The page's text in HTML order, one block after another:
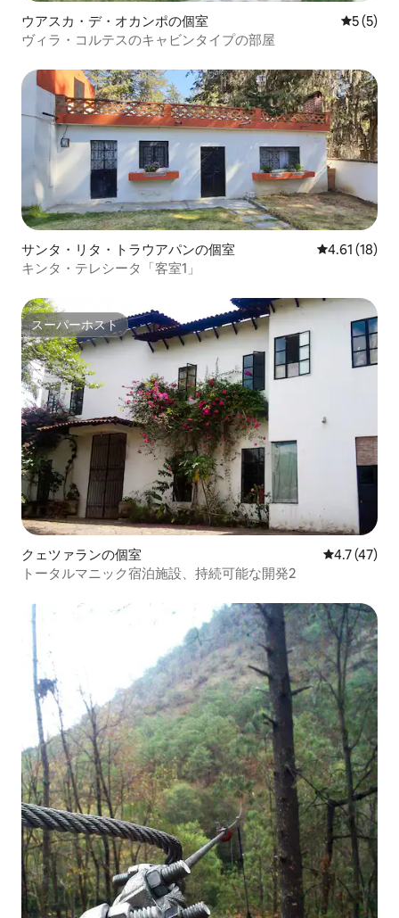
ウアスカ・デ・オカンポの個室 レビュー
5 (5)
ヴィラ・コルテスのキャビンタイプの部屋
サンタ・リタ・トラウアパンの個室 レビュー18
4.61 (18)
キンタ・テレシータ「客室1」
スーパーホスト
スーパーホスト
クェツァランの個室 レビュー47
4.7 (47)
トータルマニック宿泊施設、持続可能な開発2